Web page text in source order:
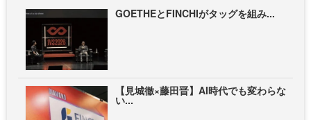
GOETHEとFINCHIがタッグを組み...
【見城徹×藤田晋】AI時代でも変わらな
い...